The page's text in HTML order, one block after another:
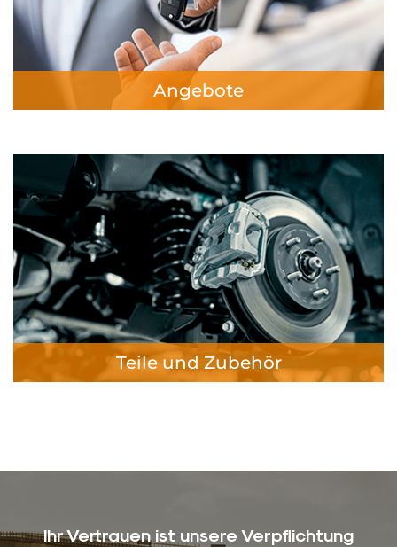
Angebote
Teile und Zubehör
Ihr Vertrauen ist unsere Verpflichtung